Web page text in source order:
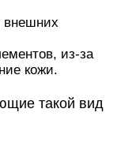
внешних
из-за
кожи.
такой вид